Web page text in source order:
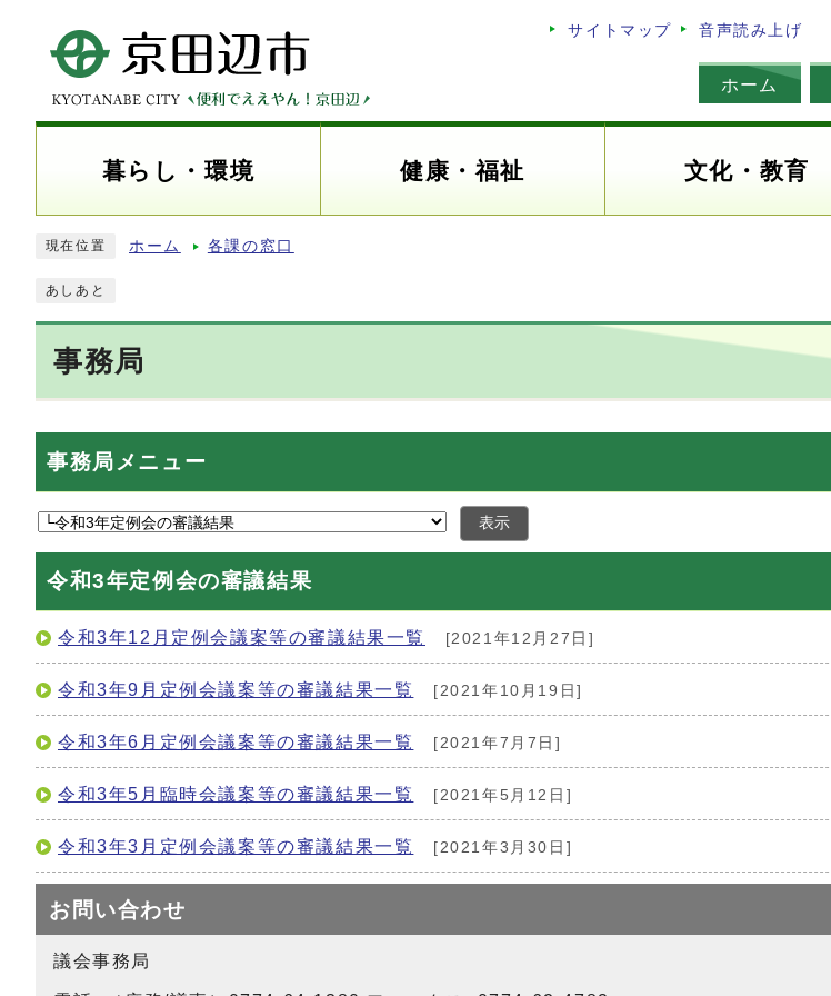
サイトマップ 音声読み上げ
ホーム
暮らし・環境 健康・福祉 文化・教育
現在位置 ホーム 各課の窓口
あしあと
事務局
事務局メニュー
表示
令和3年定例会の審議結果
令和3年12月定例会議案等の審議結果一覧 [2021年12月27日]
令和3年9月定例会議案等の審議結果一覧 [2021年10月19日]
令和3年6月定例会議案等の審議結果一覧 [2021年7月7日]
令和3年5月臨時会議案等の審議結果一覧 [2021年5月12日]
令和3年3月定例会議案等の審議結果一覧 [2021年3月30日]
お問い合わせ
議会事務局